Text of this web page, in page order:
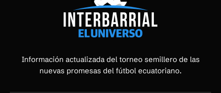
Información actualizada del torneo semillero de las
nuevas promesas del fútbol ecuatoriano.